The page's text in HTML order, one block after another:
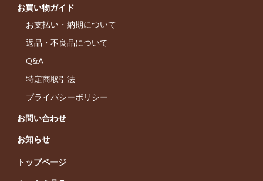
お買い物ガイド
お支払い・納期について
返品・不良品について
Q&A
特定商取引法
プライバシーポリシー
お問い合わせ
お知らせ
トップページ